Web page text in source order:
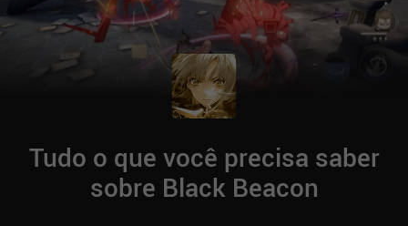
Tudo o que você precisa saber
sobre Black Beacon